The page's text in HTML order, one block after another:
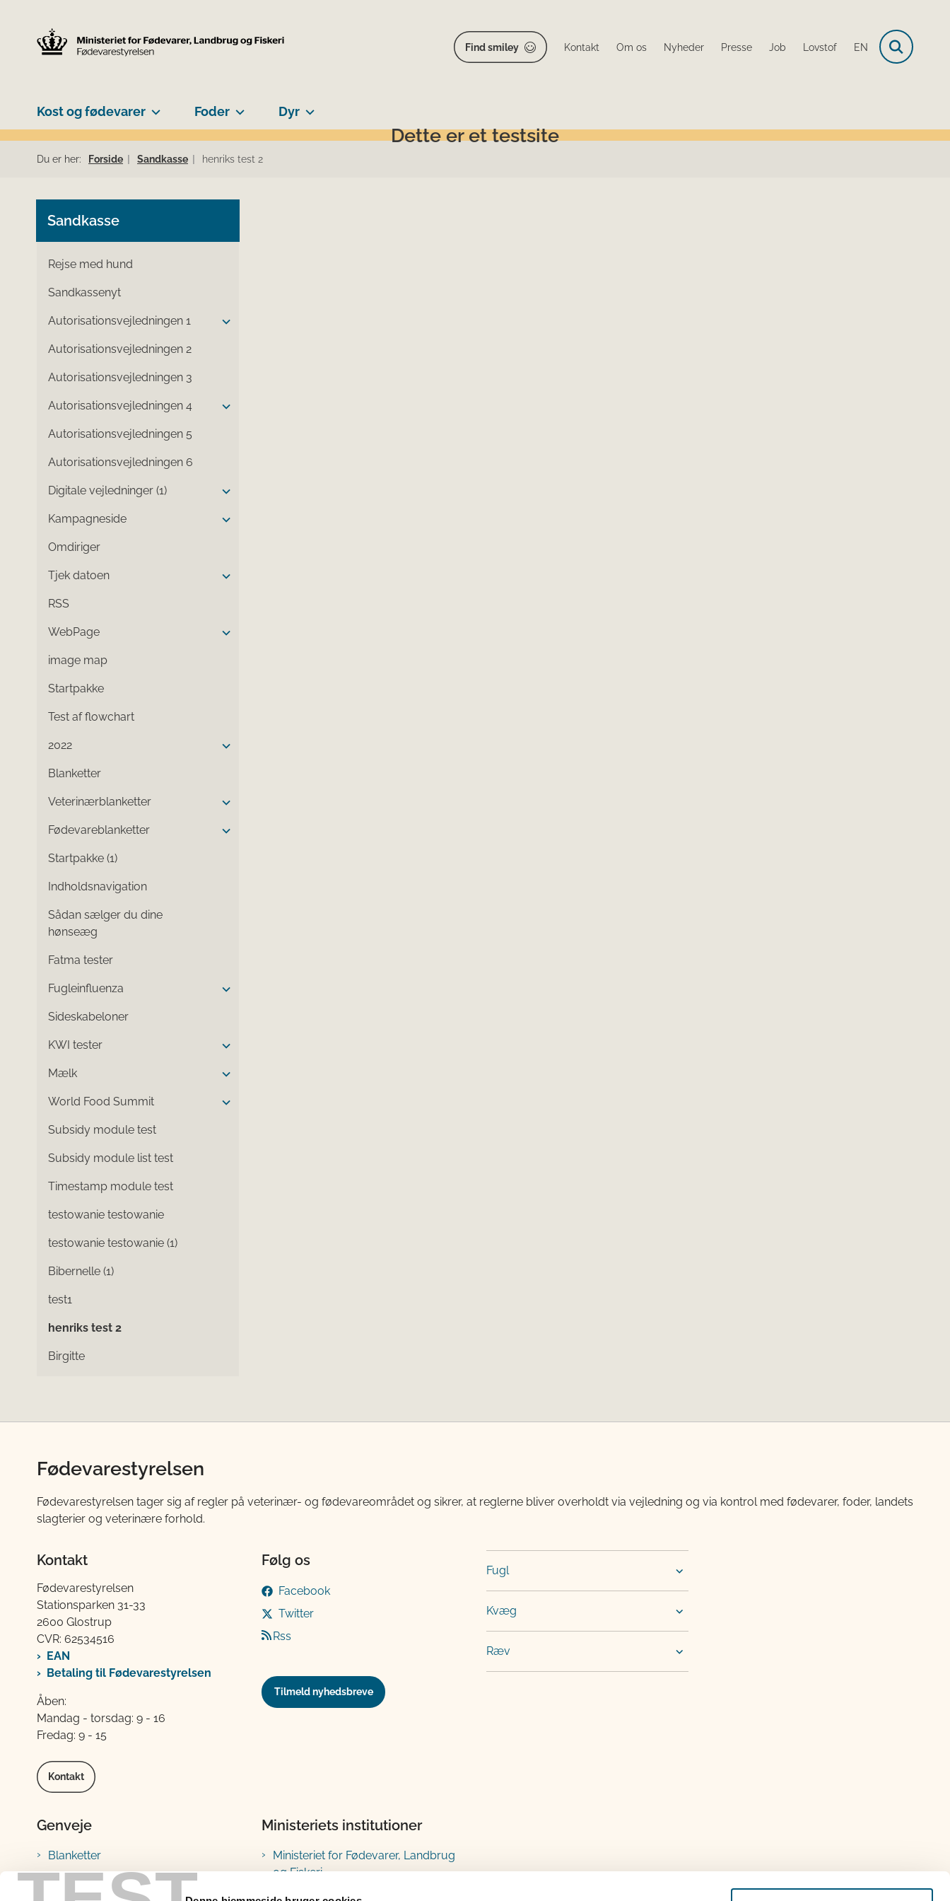
Find smiley Kontakt Om os Nyheder Presse Job Lovstof EN
Kost og fødevarer Foder Dyr
Dette er et testsite
Du er her: Forside Sandkasse henriks test 2
Sandkasse
Rejse med hund
Sandkassenyt
Autorisationsvejledningen 1
Autorisationsvejledningen 2
Autorisationsvejledningen 3
Autorisationsvejledningen 4
Autorisationsvejledningen 5
Autorisationsvejledningen 6
Digitale vejledninger (1)
Kampagneside
Omdiriger
Tjek datoen
RSS
WebPage
image map
Startpakke
Test af flowchart
2022
Blanketter
Veterinærblanketter
Fødevareblanketter
Startpakke (1)
Indholdsnavigation
Sådan sælger du dine
hønseæg
Fatma tester
Fugleinfluenza
Sideskabeloner
KWI tester
Mælk
World Food Summit
Subsidy module test
Subsidy module list test
Timestamp module test
testowanie testowanie
testowanie testowanie (1)
Bibernelle (1)
test1
henriks test 2
Birgitte
Fødevarestyrelsen
Fødevarestyrelsen tager sig af regler på veterinær- og fødevareområdet og sikrer, at reglerne bliver overholdt via vejledning og via kontrol med fødevarer, foder, landets
slagterier og veterinære forhold.
Kontakt
Fødevarestyrelsen
Stationsparken 31-33
2600 Glostrup
CVR: 62534516
EAN
Betaling til Fødevarestyrelsen
Åben:
Mandag - torsdag: 9 - 16
Fredag: 9 - 15
Kontakt
Følg os
Facebook
Twitter
Rss
Tilmeld nyhedsbreve
Fugl
Kvæg
Ræv
Genveje
Blanketter
Vejledninger
Ministeriets institutioner
Ministeriet for Fødevarer, Landbrug
og Fiskeri
Fødevarestyrelsen